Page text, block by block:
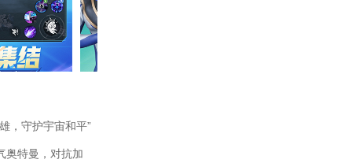
，守护宇宙和平”
奥特曼，对抗加